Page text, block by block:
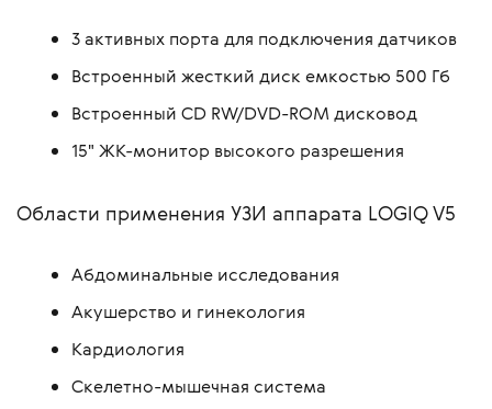
3 активных порта для подключения датчиков
Встроенный жесткий диск емкостью 500 Гб
Встроенный CD RW/DVD-ROM дисковод
15" ЖК-монитор высокого разрешения
Области применения УЗИ аппарата LOGIQ V5
Абдоминальные исследования
Акушерство и гинекология
Кардиология
Скелетно-мышечная система